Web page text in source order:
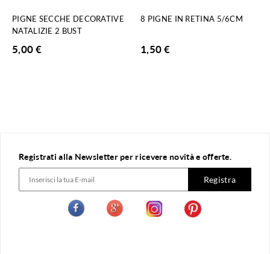
PIGNE SECCHE DECORATIVE
NATALIZIE 2 BUST
5,00€
8 PIGNE IN RETINA 5/6CM
1,50€
Registrati alla Newsletter per ricevere novità e offerte.
Registra